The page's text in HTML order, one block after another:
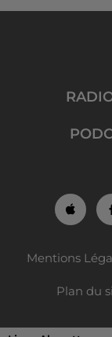
Mentions
Plan du